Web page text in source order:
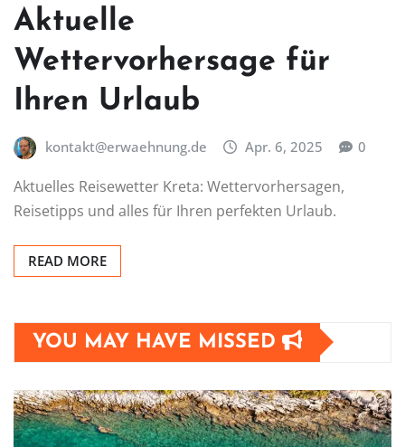
Aktuelle
Wettervorhersage für
Ihren Urlaub
kontakt@erwaehnung.de Apr. 6, 2025 0
Aktuelles Reisewetter Kreta: Wettervorhersagen,
Reisetipps und alles für Ihren perfekten Urlaub.
READ MORE
YOU MAY HAVE MISSED